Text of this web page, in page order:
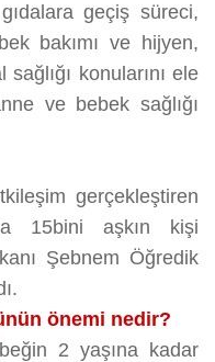
geçiş süreci,
bakımı ve hijyen,
konularını ele
ve bebek sağlığı
gerçekleştiren
15bini aşkın kişi
Şebnem Öğredik
önemi nedir?
2 yaşına kadar